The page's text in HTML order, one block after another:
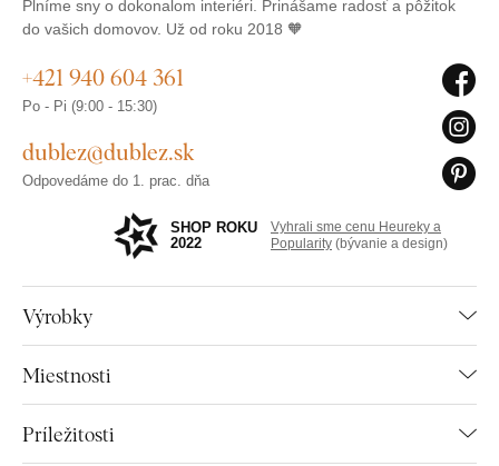
Plníme sny o dokonalom interiéri. Prinášame radosť a pôžitok
do vašich domovov. Už od roku 2018 🧡
Výrobky
Miestnosti
Príležitosti
+421 940 604 361
Po - Pi (9:00 - 15:30)
dublez@dublez.sk
Odpovedáme do 1. prac. dňa
SHOP ROKU
2022
Vyhrali sme cenu Heureky a
Popularity (bývanie a design)